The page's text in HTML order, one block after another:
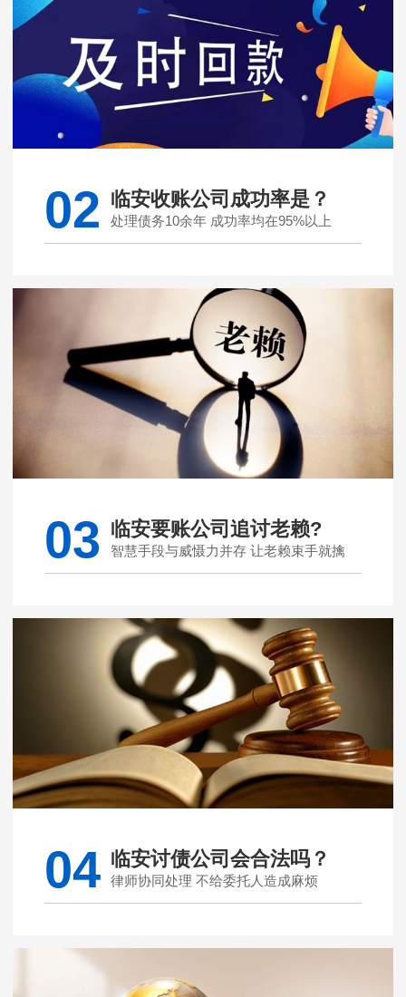
02 临安收账公司成功率是？
处理债务10余年 成功率均在95%以上
03 临安要账公司追讨老赖?
智慧手段与威慑力并存 让老赖束手就擒
04 临安讨债公司会合法吗？
律师协同处理 不给委托人造成麻烦